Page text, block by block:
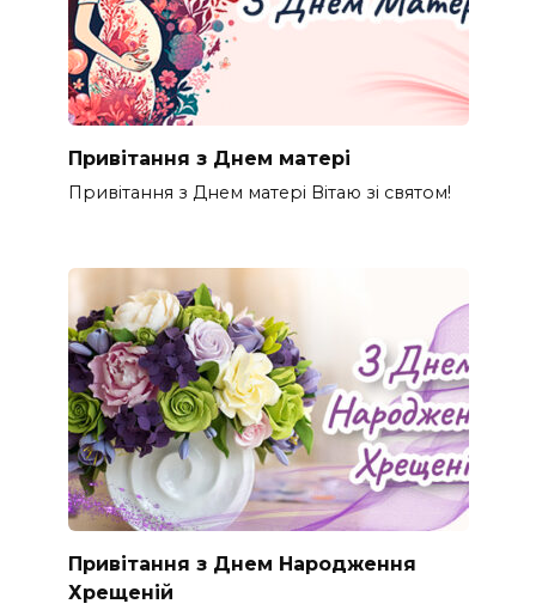
Привітання з Днем матері
Привітання з Днем матері Вітаю зі святом!
Привітання з Днем Народження
Хрещеній